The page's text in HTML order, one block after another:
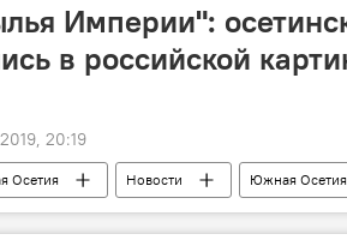
Империи":
в российской
20:19
Осетия Новости Южная Осетия